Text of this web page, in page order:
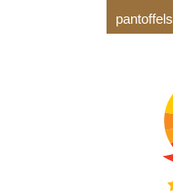
pantoffels